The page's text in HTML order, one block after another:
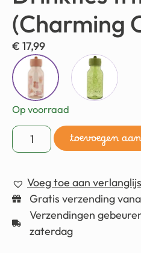
(Charming
€ 17,99
Op voorraad
toevoegen
Voeg toe aan
Gratis verzending
Verzendingen
zaterdag